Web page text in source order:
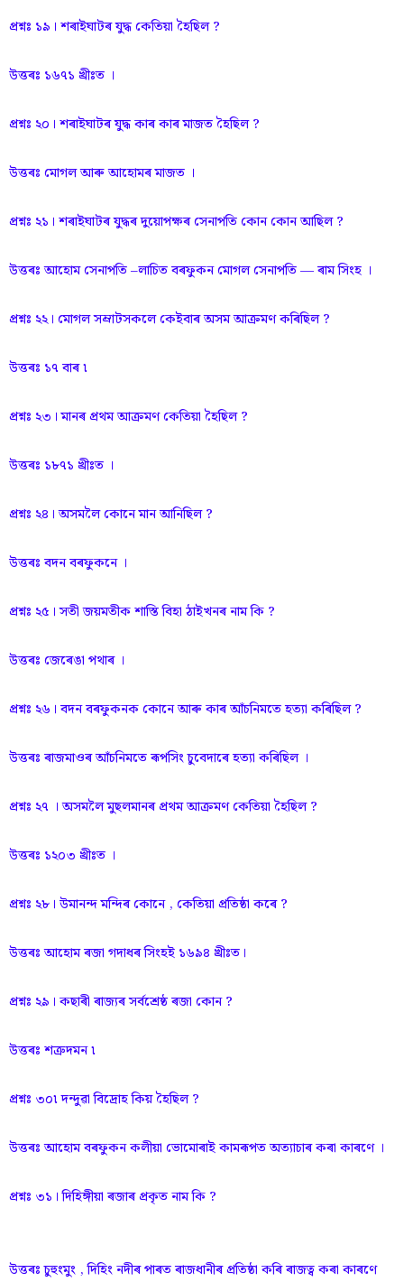
প্রশ্নঃ ১৯। শৰাইঘাটৰ যুদ্ধ কেতিয়া হৈছিল ?
উত্তৰঃ ১৬৭১ খ্ৰীঃত ।
প্রশ্নঃ ২০। শৰাইঘাটৰ যুদ্ধ কাৰ কাৰ মাজত হৈছিল ?
উত্তৰঃ মোগল আৰু আহোমৰ মাজত ।
প্রশ্নঃ ২১। শৰাইঘাটৰ যুদ্ধৰ দুয়োপক্ষৰ সেনাপতি কোন কোন আছিল ?
উত্তৰঃ আহোম সেনাপতি –লাচিত বৰফুকন মোগল সেনাপতি — ৰাম সিংহ ।
প্রশ্নঃ ২২। মোগল সম্রাটসকলে কেইবাৰ অসম আক্ৰমণ কৰিছিল ?
উত্তৰঃ ১৭ বাৰ ৷
প্রশ্নঃ ২৩। মানৰ প্ৰথম আক্রমণ কেতিয়া হৈছিল ?
উত্তৰঃ ১৮৭১ খ্ৰীঃত ।
প্রশ্নঃ ২৪। অসমলৈ কোনে মান আনিছিল ?
উত্তৰঃ বদন বৰফুকনে ।
প্রশ্নঃ ২৫। সতী জয়মতীক শাস্তি বিহা ঠাইখনৰ নাম কি ?
উত্তৰঃ জেৰেঙা পথাৰ ।
প্রশ্নঃ ২৬। বদন বৰফুকনক কোনে আৰু কাৰ আঁচনিমতে হত্যা কৰিছিল ?
উত্তৰঃ ৰাজমাওৰ আঁচনিমতে ৰূপসিং চুবেদাৰে হত্যা কৰিছিল ।
প্রশ্নঃ ২৭ । অসমলৈ মুছলমানৰ প্ৰথম আক্ৰমণ কেতিয়া হৈছিল ?
উত্তৰঃ ১২০৩ খ্ৰীঃত ।
প্রশ্নঃ ২৮। উমানন্দ মন্দিৰ কোনে , কেতিয়া প্ৰতিষ্ঠা কৰে ?
উত্তৰঃ আহোম ৰজা গদাধৰ সিংহই ১৬৯৪ খ্ৰীঃত।
প্রশ্নঃ ২৯। কছাৰী ৰাজ্যৰ সৰ্বশ্রেষ্ঠ ৰজা কোন ?
উত্তৰঃ শত্রুদমন ৷
প্রশ্নঃ ৩০৷ দন্দুৱা বিদ্রোহ কিয় হৈছিল ?
উত্তৰঃ আহোম বৰফুকন কলীয়া ভোমোৰাই কামৰূপত অত্যাচাৰ কৰা কাৰণে ।
প্রশ্নঃ ৩১। দিহিঙ্গীয়া ৰজাৰ প্ৰকৃত নাম কি ?
উত্তৰঃ চুহুংমুং , দিহিং নদীৰ পাৰত ৰাজধানীৰ প্ৰতিষ্ঠা কৰি ৰাজত্ব কৰা কাৰণে